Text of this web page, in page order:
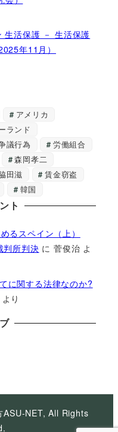
生活保護 － 生活保護
年11月）
アメリカ
ランド
議行為
労働組合
森岡孝二
田滋
賃金窃盗
韓国
ト
るスペイン（上）
判所判決 に菅俊治 よ
に関する法律なのか?
より
ASU-NET, All Rights